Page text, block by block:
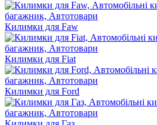
Килимки для Faw
Килимки для Fiat
Килимки для Ford